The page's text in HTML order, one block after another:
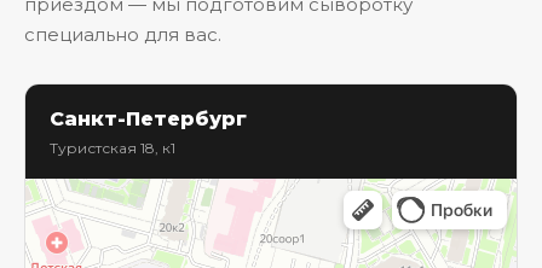
специально для вас.
Санкт-Петербург
Туристская 18, к1